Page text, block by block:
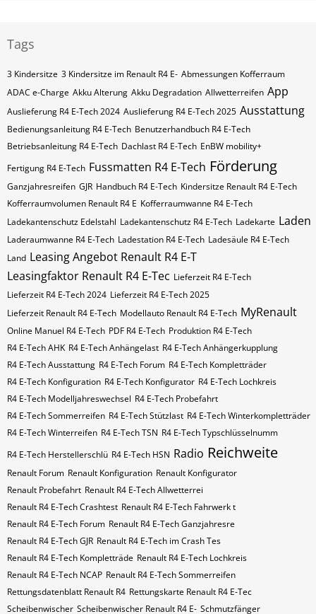
Tags
3 Kindersitze 3 Kindersitze im Renault R4 E- Abmessungen Kofferraum
ADAC e-Charge Akku Alterung Akku Degradation Allwetterreifen App
Auslieferung R4 E-Tech 2024 Auslieferung R4 E-Tech 2025 Ausstattung
Bedienungsanleitung R4 E-Tech Benutzerhandbuch R4 E-Tech
Betriebsanleitung R4 E-Tech Dachlast R4 E-Tech EnBW mobility+
Fertigung R4 E-Tech Fussmatten R4 E-Tech Förderung
Ganzjahresreifen GJR Handbuch R4 E-Tech Kindersitze Renault R4 E-Tech
Kofferraumvolumen Renault R4 E Kofferraumwanne R4 E-Tech
Ladekantenschutz Edelstahl Ladekantenschutz R4 E-Tech Ladekarte Laden
Laderaumwanne R4 E-Tech Ladestation R4 E-Tech Ladesäule R4 E-Tech
Land Leasing Angebot Renault R4 E-T
Leasingfaktor Renault R4 E-Tec Lieferzeit R4 E-Tech
Lieferzeit R4 E-Tech 2024 Lieferzeit R4 E-Tech 2025
Lieferzeit Renault R4 E-Tech Modellauto Renault R4 E-Tech MyRenault
Online Manuel R4 E-Tech PDF R4 E-Tech Produktion R4 E-Tech
R4 E-Tech AHK R4 E-Tech Anhängelast R4 E-Tech Anhängerkupplung
R4 E-Tech Ausstattung R4 E-Tech Forum R4 E-Tech Kompletträder
R4 E-Tech Konfiguration R4 E-Tech Konfigurator R4 E-Tech Lochkreis
R4 E-Tech Modelljahreswechsel R4 E-Tech Probefahrt
R4 E-Tech Sommerreifen R4 E-Tech Stützlast R4 E-Tech Winterkompletträder
R4 E-Tech Winterreifen R4 E-Tech​​​​ TSN R4 E-Tech​​​​ Typschlüsselnumm
R4 E-Tech​​​​​ Herstellerschlü R4 E-Tech​​​​​ HSN Radio Reichweite
Renault Forum Renault Konfiguration Renault Konfigurator
Renault Probefahrt Renault R4 E-Tech Allwetterrei
Renault R4 E-Tech Crashtest Renault R4 E-Tech Fahrwerk t
Renault R4 E-Tech Forum Renault R4 E-Tech Ganzjahresre
Renault R4 E-Tech GJR Renault R4 E-Tech im Crash Tes
Renault R4 E-Tech Kompletträde Renault R4 E-Tech Lochkreis
Renault R4 E-Tech NCAP Renault R4 E-Tech Sommerreifen
Rettungsdatenblatt Renault R4 Rettungskarte Renault R4 E-Tec
Scheibenwischer Scheibenwischer Renault​ R4 E- Schmutzfänger